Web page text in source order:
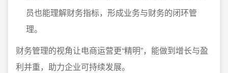
员也能理解财务指标，形成业务与财务的闭环管
理。
财务管理的视角让电商运营更“精明”，能做到增长与盈
利并重，助力企业可持续发展。